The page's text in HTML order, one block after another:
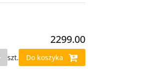
2299.00
szt. Do koszyka